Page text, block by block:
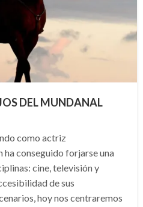
DEL MUNDANAL
como actriz
conseguido forjarse una
cine, televisión y
de sus
hoy nos centraremos